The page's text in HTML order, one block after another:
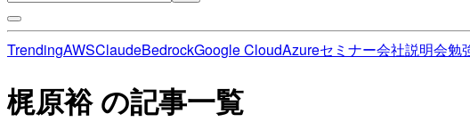
TrendingAWSClaudeBedrockGoogle CloudAzureセミナー会社説明会勉
梶原裕 の記事一覧